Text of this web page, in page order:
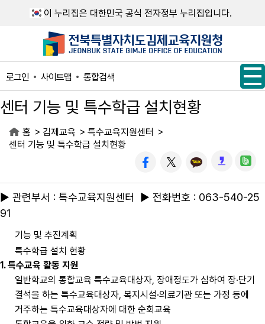
이 누리집은 대한민국 공식 전자정부 누리집입니다.
로그인 사이트맵 통합검색
센터 기능 및 특수학급 설치현황
홈 > 김제교육 > 특수교육지원센터 >
센터 기능 및 특수학급 설치현황
▶ 관련부서 : 특수교육지원센터 ▶ 전화번호 : 063-540-25
91
기능 및 추진계획
특수학급 설치 현황
1. 특수교육 활동 지원
일반학교의 통합교육 특수교육대상자, 장애정도가 심하여 장·단기
결석을 하는 특수교육대상자, 복지시설·의료기관 또는 가정 등에
거주하는 특수교육대상자에 대한 순회교육